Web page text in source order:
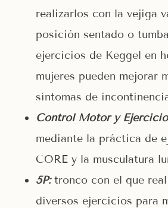
realizarlos con la vejiga
posición sentado o
ejercicios de Keggel en
mujeres pueden mejorar
síntomas de
Control Motor y
mediante la práctica de
CORE y la musculatura
5P:tronco con el que
diversos ejercicios para